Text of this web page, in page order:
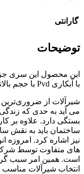
گارانتی
توضیحات
این محصول این سری
با آبکاری Pvd با حجم بالاتر از استاندارد تولید میگردد.
شیرآلات از ضروری‌ترین
می آید به حدی که
بستگی دارد. علاوه بر
ساختمان باید به نقش
نیز اشاره کرد. امروزه
های متفاوت توسط شرکت
است. همین امر سبب
انتخاب شیرآلات مناسب